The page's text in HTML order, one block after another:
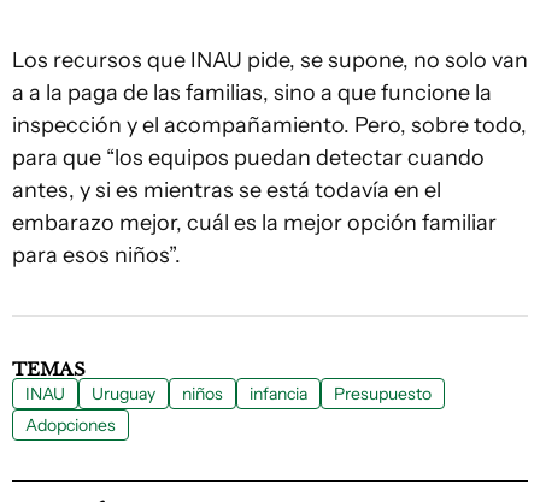
Los recursos que INAU pide, se supone, no solo van
a a la paga de las familias, sino a que funcione la
inspección y el acompañamiento. Pero, sobre todo,
para que “los equipos puedan detectar cuando
antes, y si es mientras se está todavía en el
embarazo mejor, cuál es la mejor opción familiar
para esos niños”.
TEMAS
INAU Uruguay niños infancia
Presupuesto
Adopciones